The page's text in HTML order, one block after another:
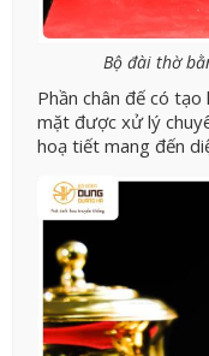
Bộ đài thờ
Phần chân đế có
mặt được xử lý
hoạ tiết mang đến